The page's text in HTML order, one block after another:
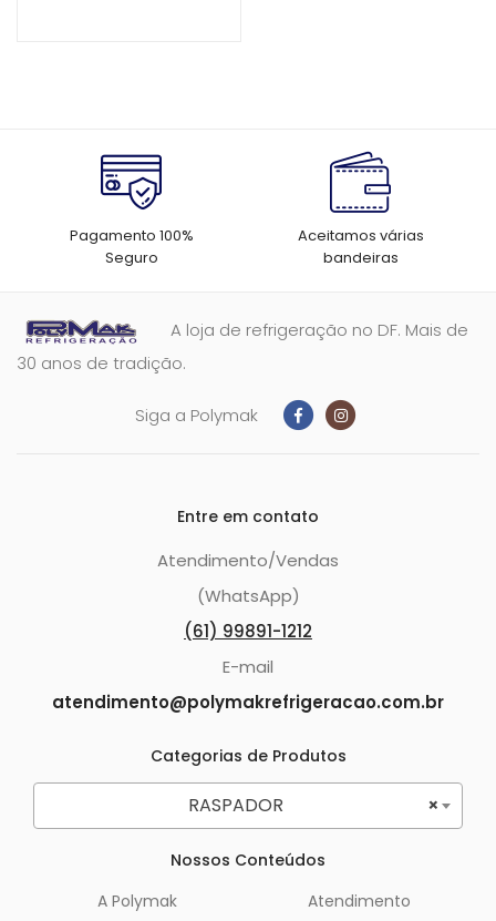
Pagamento 100%
Seguro
Aceitamos várias
bandeiras
A loja de refrigeração no DF. Mais de
30 anos de tradição.
Siga a Polymak
Entre em contato
Atendimento/Vendas
(WhatsApp)
(61) 99891-1212
E-mail
atendimento@polymakrefrigeracao.com.br
Categorias de Produtos
×
RASPADOR
Nossos Conteúdos
A Polymak
Atendimento